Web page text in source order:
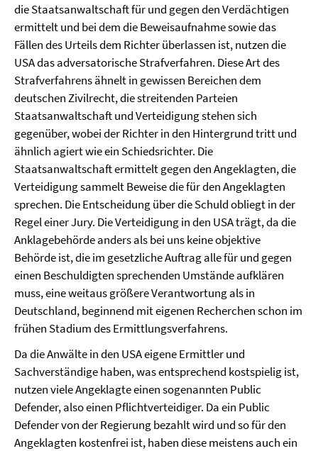
die Staatsanwaltschaft für und gegen den Verdächtigen
ermittelt und bei dem die Beweisaufnahme sowie das
Fällen des Urteils dem Richter überlassen ist, nutzen die
USA das adversatorische Strafverfahren. Diese Art des
Strafverfahrens ähnelt in gewissen Bereichen dem
deutschen Zivilrecht, die streitenden Parteien
Staatsanwaltschaft und Verteidigung stehen sich
gegenüber, wobei der Richter in den Hintergrund tritt und
ähnlich agiert wie ein Schiedsrichter. Die
Staatsanwaltschaft ermittelt gegen den Angeklagten, die
Verteidigung sammelt Beweise die für den Angeklagten
sprechen. Die Entscheidung über die Schuld obliegt in der
Regel einer Jury. Die Verteidigung in den USA trägt, da die
Anklagebehörde anders als bei uns keine objektive
Behörde ist, die im gesetzliche Auftrag alle für und gegen
einen Beschuldigten sprechenden Umstände aufklären
muss, eine weitaus größere Verantwortung als in
Deutschland, beginnend mit eigenen Recherchen schon im
frühen Stadium des Ermittlungsverfahrens.
Da die Anwälte in den USA eigene Ermittler und
Sachverständige haben, was entsprechend kostspielig ist,
nutzen viele Angeklagte einen sogenannten Public
Defender, also einen Pflichtverteidiger. Da ein Public
Defender von der Regierung bezahlt wird und so für den
Angeklagten kostenfrei ist, haben diese meistens auch ein